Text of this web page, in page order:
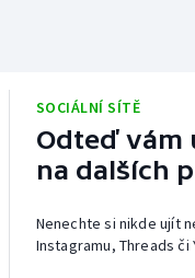
SOCIÁLNÍ SÍTĚ
Odteď vám
na dalších
Nenechte si nikde ujít
Instagramu, Threads či